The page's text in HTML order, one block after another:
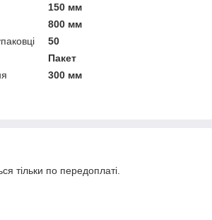
150 мм
800 мм
50
Пакет
300 мм
тільки по передоплаті.